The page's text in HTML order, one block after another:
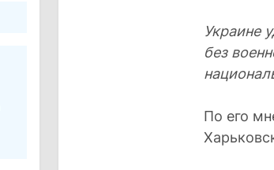
Украине
без
По его